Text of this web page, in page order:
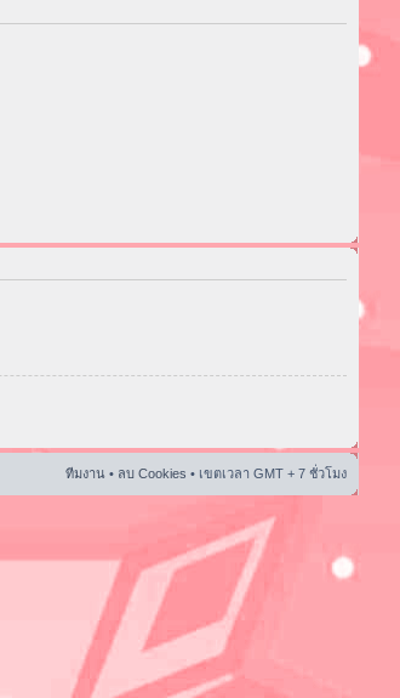
ทีมงาน • ลบ Cookies • เขตเวลา GMT + 7 ชั่วโมง